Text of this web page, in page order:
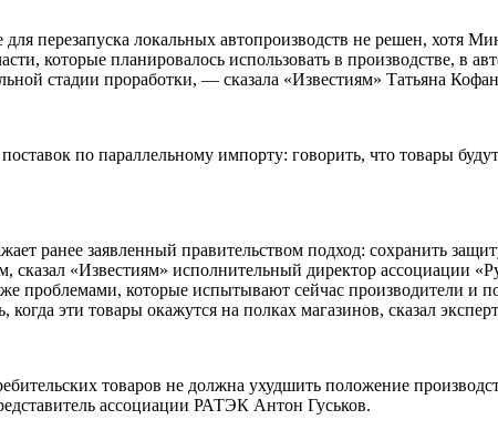
перезапуска локальных автопроизводств не решен, хотя
которые планировалось использовать в производстве, в
стадии проработки, — сказала «Известиям» Татьяна
по параллельному импорту: говорить, что товары
ранее заявленный правительством подход: сохранить
«Известиям» исполнительный директор ассоциации
проблемами, которые испытывают сейчас производители
эти товары окажутся на полках магазинов, сказал
товаров не должна ухудшить положение
ассоциации РАТЭК Антон Гуськов.